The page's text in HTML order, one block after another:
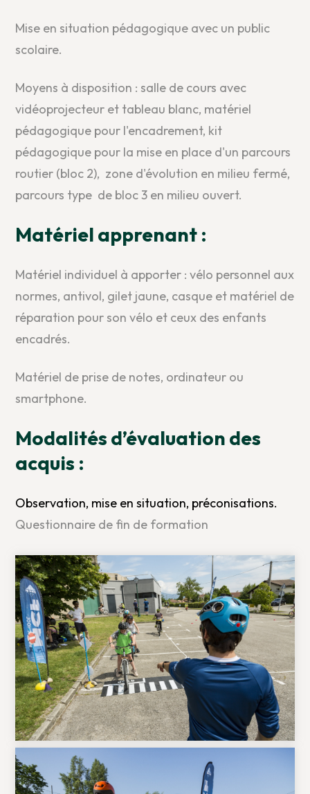
Mise en situation pédagogique avec un public
scolaire.
Moyens à disposition : salle de cours avec
vidéoprojecteur et tableau blanc, matériel
pédagogique pour l'encadrement, kit
pédagogique pour la mise en place d'un parcours
routier (bloc 2), zone d'évolution en milieu fermé,
parcours type de bloc 3 en milieu ouvert.
Matériel apprenant :
Matériel individuel à apporter : vélo personnel aux
normes, antivol, gilet jaune, casque et matériel de
réparation pour son vélo et ceux des enfants
encadrés.
Matériel de prise de notes, ordinateur ou
smartphone.
Modalités d’évaluation des
acquis :
Observation, mise en situation, préconisations.
Questionnaire de fin de formation